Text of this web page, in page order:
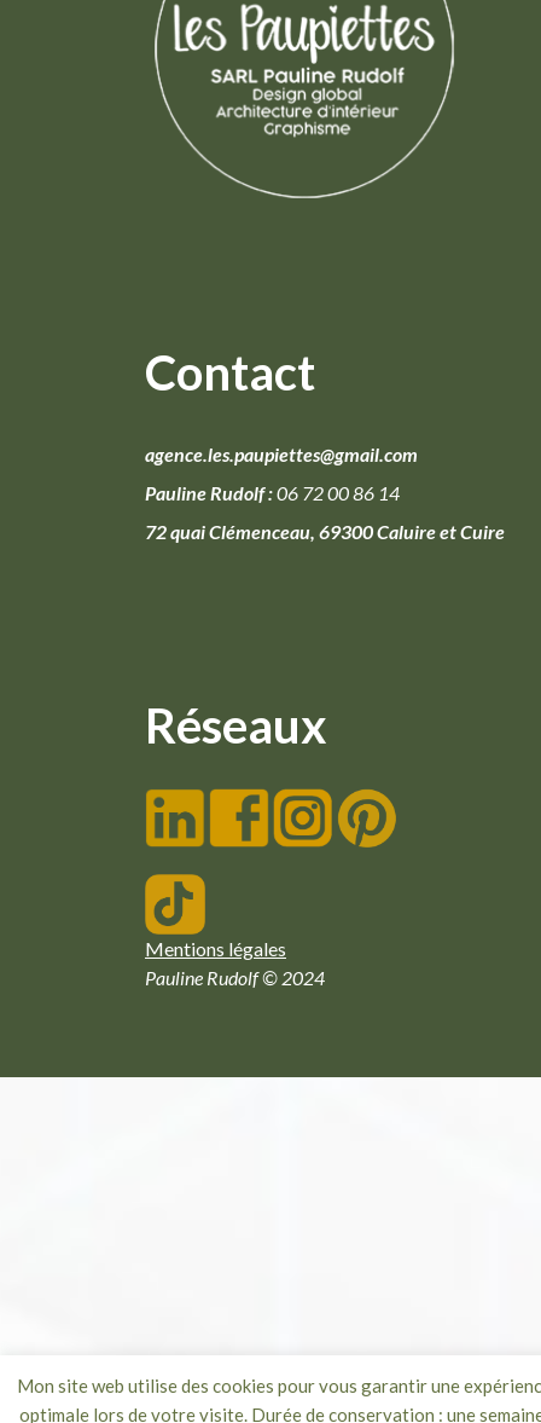
Mon site web utilise des cookies pour vous garantir une
optimale lors de votre visite. Durée de conservation : une
Contact
agence.les.paupiettes@gmail.com
Pauline Rudolf :06 72 00 86 14
72 quai Clémenceau, 69300 Caluire et Cuire
Réseaux
Mentions légales
Pauline Rudolf © 2024